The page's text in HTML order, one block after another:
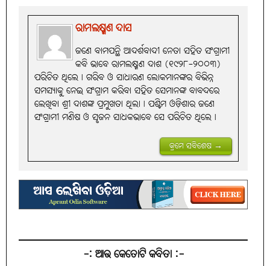
ରାମଲକ୍ଷ୍ମଣ ଦାସ
ଜଣେ ବାମପନ୍ଥି ଆଦର୍ଶବାଦୀ ନେତା ସହିତ ସଂଗ୍ରାମୀ
କବି ଭାବେ ରାମଲକ୍ଷ୍ମଣ ଦାଶ (୧୯୨୮-୨୦୦୩)
ପରିଚିତ ଥିଲେ। ଗରିବ ଓ ସାଧାରଣ ଲୋକମାନଙ୍କର ବିଭିନ୍ନ
ସମସ୍ୟାକୁ ନେଇ ସଂଗ୍ରାମ କରିବା ସହିତ ସେମାନଙ୍କ ବାବଦରେ
ଲେଖିବା ଶ୍ରୀ ଦାଶଙ୍କ ପ୍ରମୁଖତା ଥିଲା। ପଶ୍ଚିମ ଓଡ଼ିଶାର ଜଣେ
ସଂଗ୍ରାମୀ ମଣିଷ ଓ ସୃଜନ ସାଧକଭାବେ ସେ ପରିଚିତ ଥିଲେ।
କ୍ରମେ ସବିଶେଷ →
-: ଆଉ କେତୋଟି କବିତା :-